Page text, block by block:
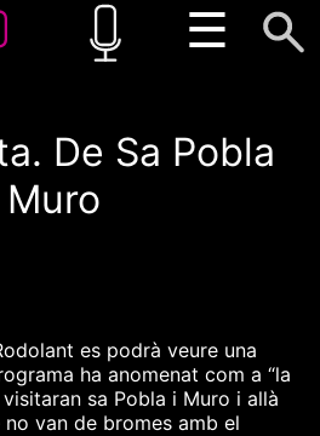
☰
De Sa Pobla
es podrà veure una
ha anomenat com a “la
visitaran sa Pobla i Muro i allà
van de bromes amb el